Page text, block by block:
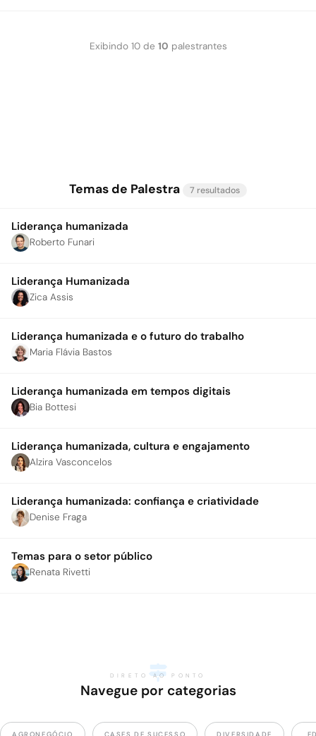
Exibindo 10de 10 palestrantes
Temas de Palestra 7 resultados
Liderança humanizada
Roberto Funari
Liderança Humanizada
Zica Assis
Liderança humanizada e o futuro do trabalho
Maria Flávia Bastos
Liderança humanizada em tempos digitais
Bia Bottesi
Liderança humanizada, cultura e engajamento
Alzira Vasconcelos
Liderança humanizada: confiança e criatividade
Denise Fraga
Temas para o setor público
Renata Rivetti
DIRETO AO PONTO
Navegue por categorias